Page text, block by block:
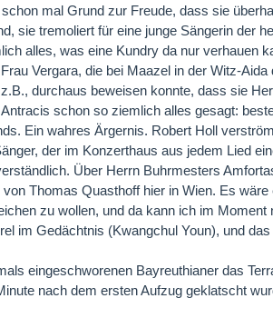
mal Grund zur Freude, dass sie
sie tremoliert für eine junge Sängerin der
alles, was eine Kundry da nur verhauen
Vergara, die bei Maazel in der Witz-
durchaus beweisen konnte, dass sie
schon so ziemlich alles gesagt:
Ein wahres Ärgernis. Robert Holl
der im Konzerthaus aus jedem Lied
Über Herrn Buhrmesters
Thomas Quasthoff hier in Wien. Es wäre
zu wollen, und da kann ich im Moment
im Gedächtnis (Kwangchul Youn), und
eingeschworenen Bayreuthianer das
nach dem ersten Aufzug geklatscht